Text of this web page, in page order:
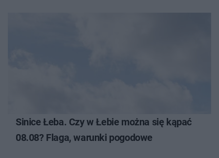
Sinice Łeba. Czy w Łebie można się kąpać
08.08? Flaga, warunki pogodowe